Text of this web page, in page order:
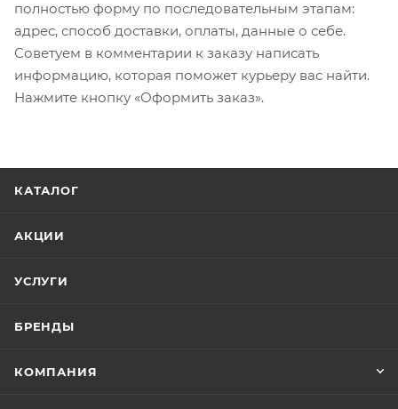
полностью форму по последовательным этапам:
адрес, способ доставки, оплаты, данные о себе.
Советуем в комментарии к заказу написать
информацию, которая поможет курьеру вас найти.
Нажмите кнопку «Оформить заказ».
КАТАЛОГ
АКЦИИ
УСЛУГИ
БРЕНДЫ
КОМПАНИЯ